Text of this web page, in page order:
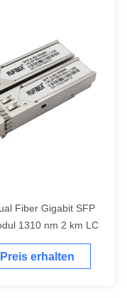
Fiber Gigabit SFP
1310 nm 2 km LC
erhalten